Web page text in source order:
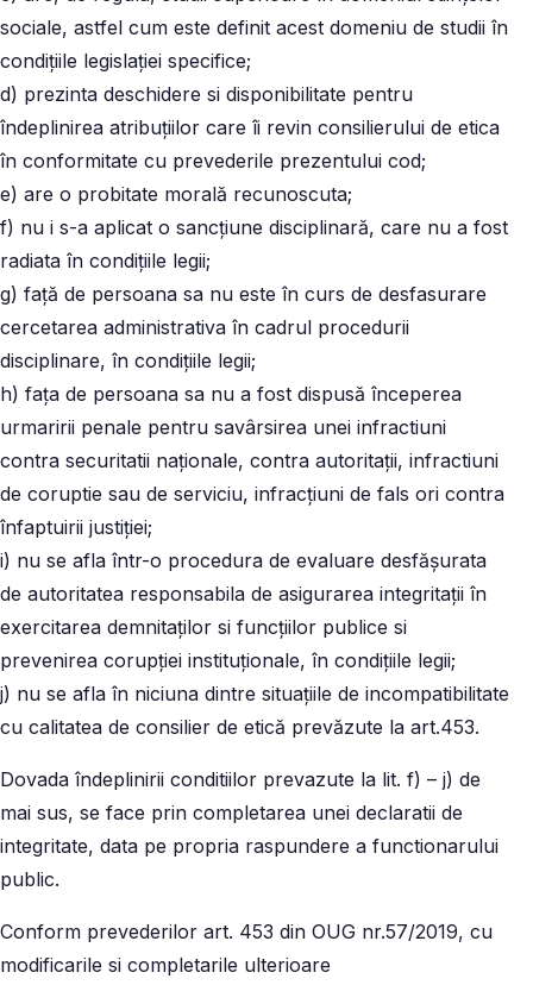
sociale, astfel cum este definit acest domeniu de studii în
condițiile legislației specifice;
d) prezinta deschidere si disponibilitate pentru
îndeplinirea atribuțiilor care îi revin consilierului de etica
în conformitate cu prevederile prezentului cod;
e) are o probitate morală recunoscuta;
f) nu i s-a aplicat o sancțiune disciplinară, care nu a fost
radiata în condițiile legii;
g) față de persoana sa nu este în curs de desfasurare
cercetarea administrativa în cadrul procedurii
disciplinare, în condițiile legii;
h) fața de persoana sa nu a fost dispusă începerea
urmaririi penale pentru savârsirea unei infractiuni
contra securitatii naționale, contra autoritații, infractiuni
de coruptie sau de serviciu, infracțiuni de fals ori contra
înfaptuirii justiției;
i) nu se afla într-o procedura de evaluare desfășurata
de autoritatea responsabila de asigurarea integritații în
exercitarea demnitaților si funcțiilor publice si
prevenirea corupției instituționale, în condițiile legii;
j) nu se afla în niciuna dintre situațiile de incompatibilitate
cu calitatea de consilier de etică prevăzute la art.453.
Dovada îndeplinirii conditiilor prevazute la lit. f) – j) de
mai sus, se face prin completarea unei declaratii de
integritate, data pe propria raspundere a functionarului
public.
Conform prevederilor art. 453 din OUG nr.57/2019, cu
modificarile si completarile ulterioare